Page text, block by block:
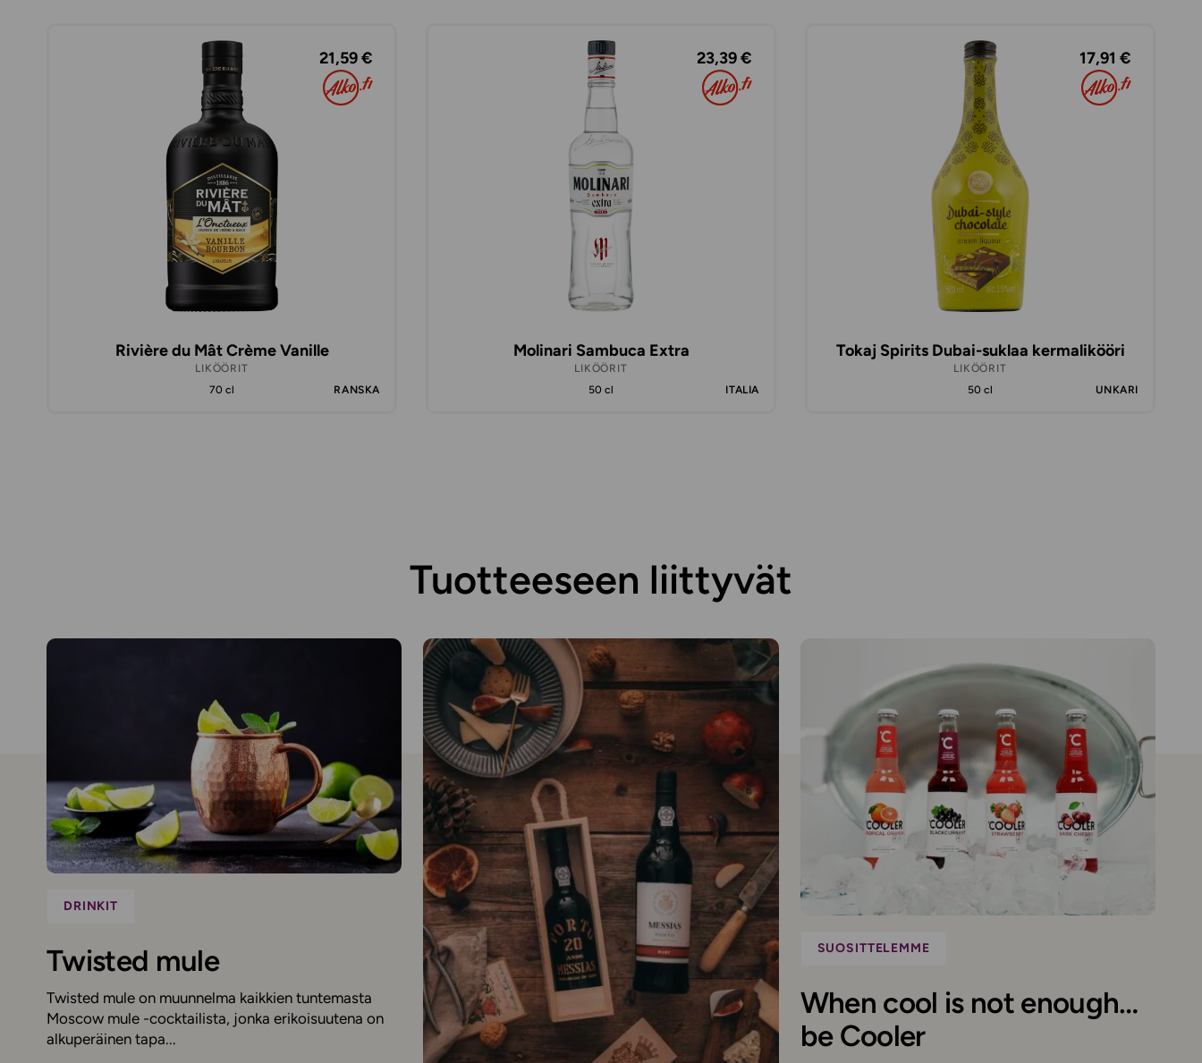
21,59 €
Rivière du Mât Crème Vanille
LIKÖÖRIT
70 cl
RANSKA
23,39 €
Molinari Sambuca Extra
LIKÖÖRIT
50 cl
ITALIA
17,91 €
Tokaj Spirits Dubai-suklaa kermalikööri
LIKÖÖRIT
50 cl
UNKARI
Tuotteeseen liittyvät
DRINKIT
Twisted mule
Twisted mule on muunnelma kaikkien tuntemasta
Moscow mule -cocktailista, jonka erikoisuutena on
alkuperäinen tapa...
SUOSITTELEMME
When cool is not enough…
be Cooler